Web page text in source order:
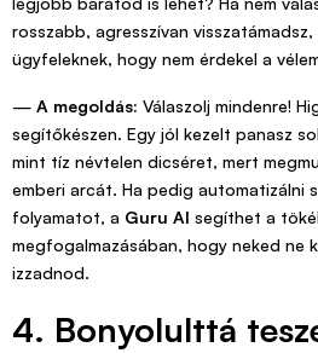
rosszabb, agresszívan
ügyfeleknek, hogy nem érdekel a
— A megoldás: Válaszolj mindenre!
segítőkészen. Egy jól kezelt panasz
mint tíz névtelen dicséret, mert
emberi arcát. Ha pedig automatizálni
folyamatot, a Guru AI segíthet a
megfogalmazásában, hogy neked ne
izzadnod.
4. Bonyolulttá